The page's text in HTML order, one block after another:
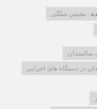
: مجتبی سلگی
سالمندان
در دستگاه های اجرایی